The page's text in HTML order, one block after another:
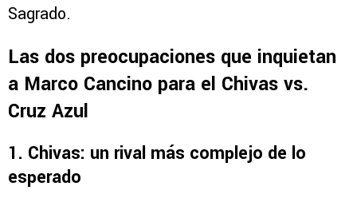
Sagrado.
Las dos preocupaciones que inquietan
a Marco Cancino para el Chivas vs.
Cruz Azul
1. Chivas: un rival más complejo de lo
esperado